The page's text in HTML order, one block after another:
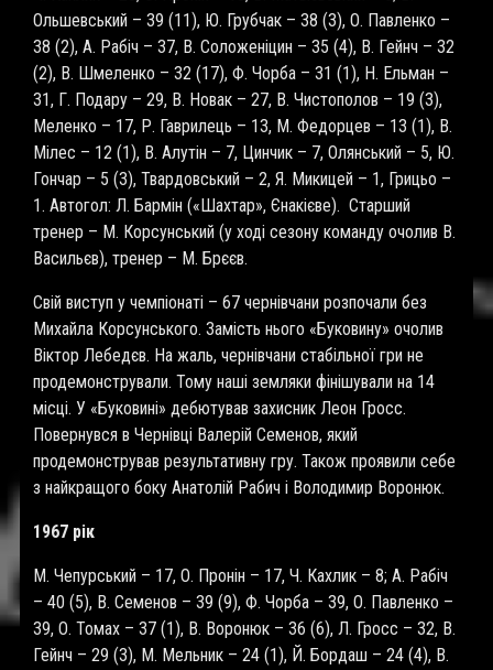
Ольшевський – 39 (11), Ю. Грубчак – 38 (3), О. Павленко –
38 (2), А. Рабіч – 37, В. Соложеніцин – 35 (4), В. Гейнч – 32
(2), В. Шмеленко – 32 (17), Ф. Чорба – 31 (1), Н. Ельман –
31, Г. Подару – 29, В. Новак – 27, В. Чистополов – 19 (3),
Меленко – 17, Р. Гаврилець – 13, М. Федорцев – 13 (1), В.
Мілес – 12 (1), В. Алутін – 7, Цинчик – 7, Олянський – 5, Ю.
Гончар – 5 (3), Твардовський – 2, Я. Микицей – 1, Грицьо –
1. Автогол: Л. Бармін («Шахтар», Єнакієве). Старший
тренер – М. Корсунський (у ході сезону команду очолив В.
Васильєв), тренер – М. Брєєв.
Свій виступ у чемпіонаті – 67 чернівчани розпочали без
Михайла Корсунського. Замість нього «Буковину» очолив
Віктор Лебедєв. На жаль, чернівчани стабільної гри не
продемонстрували. Тому наші земляки фінішували на 14
місці. У «Буковині» дебютував захисник Леон Гросс.
Повернувся в Чернівці Валерій Семенов, який
продемонстрував результативну гру. Також проявили себе
з найкращого боку Анатолій Рабич і Володимир Воронюк.
1967 рік
М. Чепурський – 17, О. Пронін – 17, Ч. Кахлик – 8; А. Рабіч
– 40 (5), В. Семенов – 39 (9), Ф. Чорба – 39, О. Павленко –
39, О. Томах – 37 (1), В. Воронюк – 36 (6), Л. Гросс – 32, В.
Гейнч – 29 (3), М. Мельник – 24 (1), Й. Бордаш – 24 (4), В.